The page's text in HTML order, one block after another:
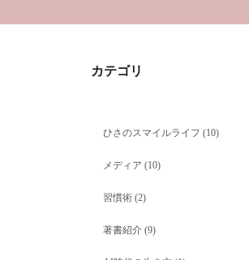
カテゴリ
ひさのスマイルライフ (10)
メディア (10)
習慣術 (2)
著書紹介 (9)